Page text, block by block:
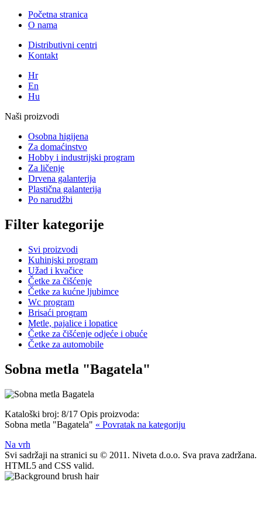
Početna stranica
O nama
Distributivni centri
Kontakt
Hr
En
Hu
Naši proizvodi
Osobna higijena
Za domaćinstvo
Hobby i industrijski program
Za ličenje
Drvena galanterija
Plastična galanterija
Po narudžbi
Filter kategorije
Svi proizvodi
Kuhinjski program
Užad i kvačice
Četke za čišćenje
Četke za kućne ljubimce
Wc program
Brisaći program
Metle, pajalice i lopatice
Četke za čišćenje odjeće i obuće
Četke za automobile
Sobna metla "Bagatela"
Kataloški broj: 8/17 Opis proizvoda:
Sobna metla "Bagatela" « Povratak na kategoriju
Na vrh
Svi sadržaji na stranici su © 2011. Niveta d.o.o. Sva prava zadržana.
HTML5 and CSS valid.